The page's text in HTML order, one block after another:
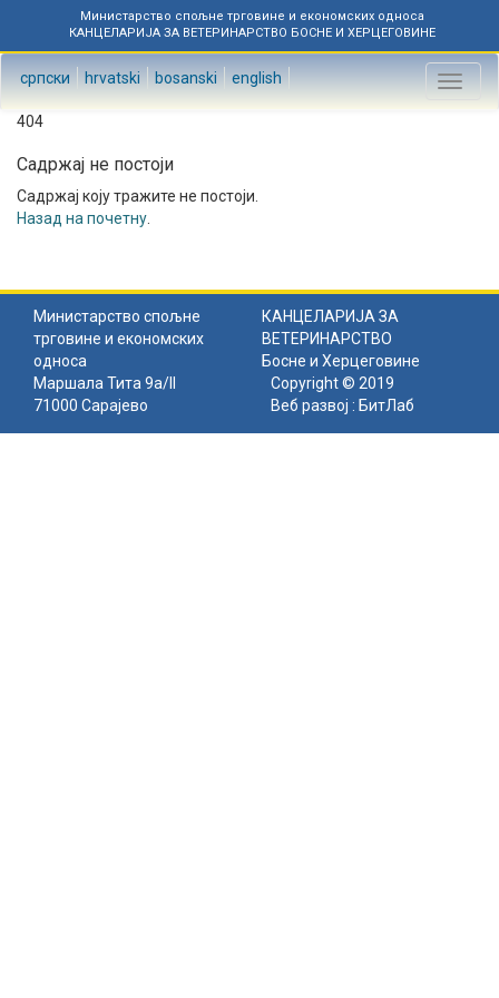
Министарство спољне трговине и економских односа
КАНЦЕЛАРИЈА ЗА ВЕТЕРИНАРСТВО БОСНЕ И ХЕРЦЕГОВИНЕ
српски hrvatski bosanski english
Toggle
404
Садржај не постоји
Садржај коју тражите не постоји.
Назад на почетну
Министарство спољне
трговине и економских
односа
КАНЦЕЛАРИЈА ЗА
ВЕТЕРИНАРСТВО
Босне и Херцеговине
Маршала Тита 9а/II
71000 Сарајево
Copyright © 2019
Веб развој : БитЛаб